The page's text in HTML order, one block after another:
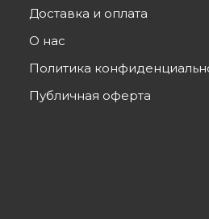
Доставка и оплата
О нас
Политика
Публичная оферта